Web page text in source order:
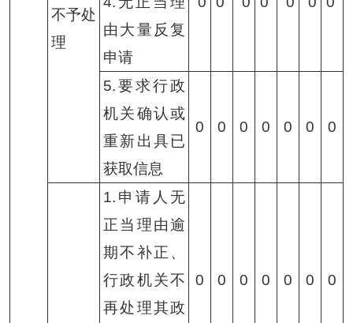
不予处
理
由大量反复
申请
5.要求行政
机关确认或
重新出具已
获取信息
0 0 0 0 0 0 0
1.申请人无
正当理由逾
期不补正、
行政机关不
再处理其政
0 0 0 0 0 0 0